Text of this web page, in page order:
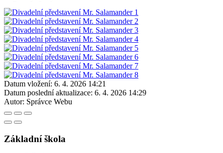
Datum vložení: 6. 4. 2026 14:21
Datum poslední aktualizace: 6. 4. 2026 14:29
Autor: Správce Webu
Základní škola